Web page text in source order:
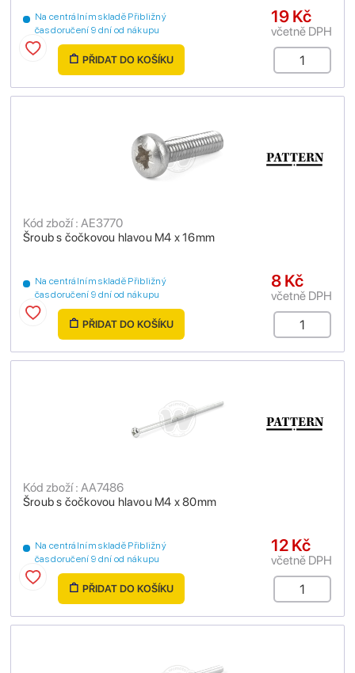
Na centrálním skladě Přibližný
čas doručení 9 dní od nákupu
19 Kč
včetně DPH
PŘIDAT DO KOŠÍKU
Šroub s čočkovou hlavou M4 x 16mm
Kód zboží : AE3770
Na centrálním skladě Přibližný
čas doručení 9 dní od nákupu
8 Kč
včetně DPH
PŘIDAT DO KOŠÍKU
Šroub s čočkovou hlavou M4 x 80mm
Kód zboží : AA7486
Na centrálním skladě Přibližný
čas doručení 9 dní od nákupu
12 Kč
včetně DPH
PŘIDAT DO KOŠÍKU